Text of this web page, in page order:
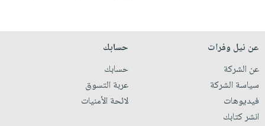
عن نيل وفرات
عن الشركة
سياسة الشركة
فيديوهات
انشر كتابك
حسابك
حسابك
عربة التسوق
لائحة الأمنيات